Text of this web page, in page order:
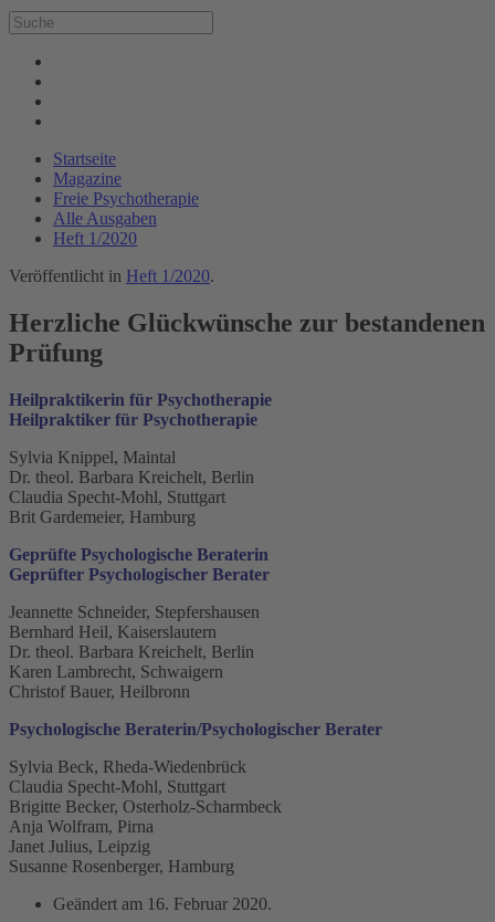
Startseite
Magazine
Freie Psychotherapie
Alle Ausgaben
Heft 1/2020
Veröffentlicht in Heft 1/2020.
Herzliche Glückwünsche zur bestandenen
Prüfung
Heilpraktikerin für Psychotherapie
Heilpraktiker für Psychotherapie
Sylvia Knippel, Maintal
Dr. theol. Barbara Kreichelt, Berlin
Claudia Specht-Mohl, Stuttgart
Brit Gardemeier, Hamburg
Geprüfte Psychologische Beraterin
Geprüfter Psychologischer Berater
Jeannette Schneider, Stepfershausen
Bernhard Heil, Kaiserslautern
Dr. theol. Barbara Kreichelt, Berlin
Karen Lambrecht, Schwaigern
Christof Bauer, Heilbronn
Psychologische Beraterin/Psychologischer Berater
Sylvia Beck, Rheda-Wiedenbrück
Claudia Specht-Mohl, Stuttgart
Brigitte Becker, Osterholz-Scharmbeck
Anja Wolfram, Pirna
Janet Julius, Leipzig
Susanne Rosenberger, Hamburg
Geändert am 16. Februar 2020.